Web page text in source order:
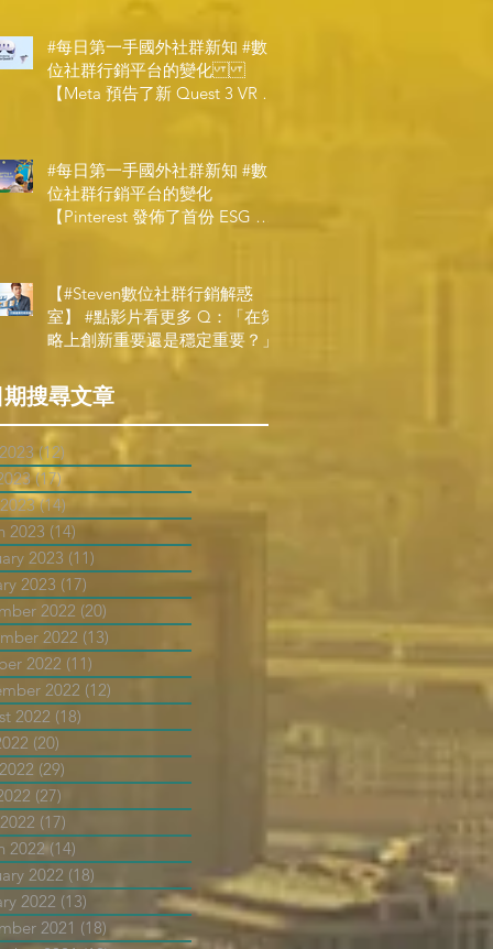
#每日第一手國外社群新知 #數
位社群行銷平台的變化
【Meta 預告了新 Quest 3 VR 耳
#每日第一手國外社群新知 #數
位社群行銷平台的變化
【Pinterest 發佈了首份 ESG 報
【#Steven數位社群行銷解惑
室】 #點影片看更多​ Q：「在策
略上創新重要還是穩定重要？」
搜尋文章
(12) 12 posts
(17) 17 posts
(14) 14 posts
2023 (14)
2023 (11)
2023 (17)
2022 (20)
2022 (13)
2022 (11)
2022 (12)
2022 (18)
(20)
(29)
(27)
(17)
2022 (14)
2022 (18)
2022 (13)
2021 (18) 18 posts